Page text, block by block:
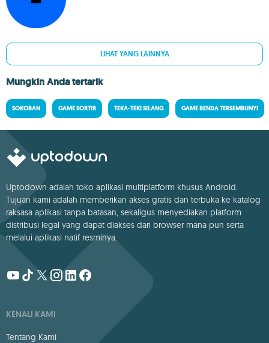
LIHAT YANG LAINNYA
Mungkin Anda tertarik
SOKOBAN GAME SORTIR TEKA-TEKI SILANG GAME BENDA TERSEMBUNYI
Uptodown adalah toko aplikasi multiplatform khusus Android.
Tujuan kami adalah memberikan akses gratis dan terbuka ke katalog
raksasa aplikasi tanpa batasan, sekaligus menyediakan platform
distribusi legal yang dapat diakses dari browser mana pun serta
melalui aplikasi natif resminya.
KENALI KAMI
Tentang Kami